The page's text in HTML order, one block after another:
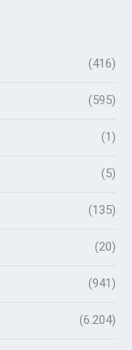
(416)
(595)
(1)
(5)
(135)
(20)
(941)
(6.204)